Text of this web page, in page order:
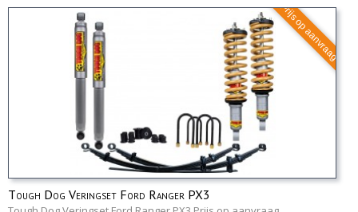
Prijs op aanvraag
Tough Dog Veringset Ford Ranger PX3